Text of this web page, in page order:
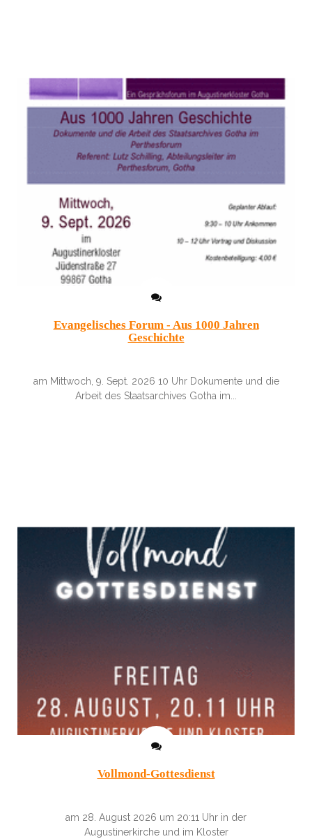
Evangelisches Forum - Aus 1000 Jahren
Geschichte
am Mittwoch, 9. Sept. 2026 10 Uhr Dokumente und die
Arbeit des Staatsarchives Gotha im...
Vollmond-Gottesdienst
am 28. August 2026 um 20:11 Uhr in der
Augustinerkirche und im Kloster